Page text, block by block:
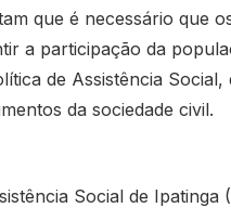
que é necessário que
a participação da
de Assistência Social,
da sociedade civil.
Social de Ipatinga